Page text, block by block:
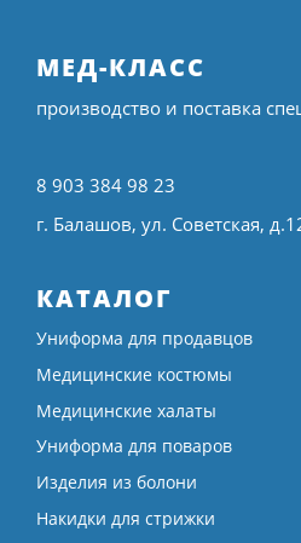
МЕД-КЛАСС
производство и поставка
8 903 384 98 23
г. Балашов, ул. Советская,
КАТАЛОГ
Униформа для продавцов
Медицинские костюмы
Медицинские халаты
Униформа для поваров
Изделия из болони
Накидки для стрижки